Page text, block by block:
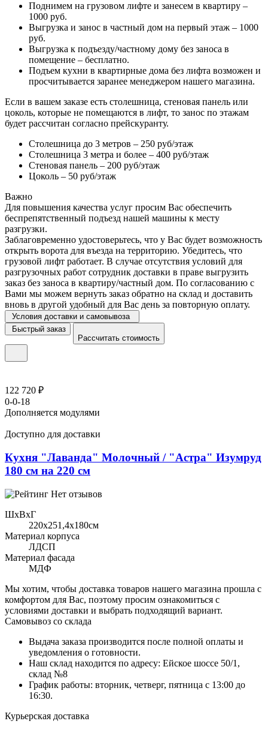
Поднимем на грузовом лифте и занесем в квартиру –
1000 руб.
Выгрузка и занос в частный дом на первый этаж – 1000
руб.
Выгрузка к подъезду/частному дому без заноса в
помещение – бесплатно.
Подъем кухни в квартирные дома без лифта возможен и
просчитывается заранее менеджером нашего магазина.
Если в вашем заказе есть столешница, стеновая панель или
цоколь, которые не помещаются в лифт, то занос по этажам
будет рассчитан согласно прейскуранту.
Столешница до 3 метров – 250 руб/этаж
Столешница 3 метра и более – 400 руб/этаж
Стеновая панель – 200 руб/этаж
Цоколь – 50 руб/этаж
Важно
Для повышения качества услуг просим Вас обеспечить
беспрепятственный подъезд нашей машины к месту
разгрузки.
Заблаговременно удостоверьтесь, что у Вас будет возможность
открыть ворота для въезда на территорию. Убедитесь, что
грузовой лифт работает. В случае отсутствия условий для
разгрузочных работ сотрудник доставки в праве выгрузить
заказ без заноса в квартиру/частный дом. По согласованию с
Вами мы можем вернуть заказ обратно на склад и доставить
вновь в другой удобный для Вас день за повторную оплату.
Условия доставки и самовывоза
Быстрый заказ
Рассчитать стоимость
122 720 ₽
0-0-18
Дополняется модулями
Доступно для доставки
Кухня "Лаванда" Молочный / "Астра" Изумруд
180 см на 220 см
Нет отзывов
ШхВхГ
220x251,4х180см
Материал корпуса
ЛДСП
Материал фасада
МДФ
Мы хотим, чтобы доставка товаров нашего магазина прошла с
комфортом для Вас, поэтому просим ознакомиться с
условиями доставки и выбрать подходящий вариант.
Самовывоз со склада
Выдача заказа производится после полной оплаты и
уведомления о готовности.
Наш склад находится по адресу: Ейское шоссе 50/1,
склад №8
График работы: вторник, четверг, пятница с 13:00 до
16:30.
Курьерская доставка